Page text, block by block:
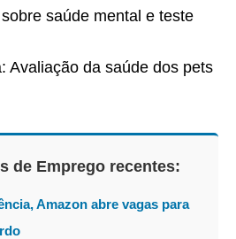
saúde mental e teste
Avaliação da saúde dos pets
de Emprego recentes:
Amazon abre vagas para